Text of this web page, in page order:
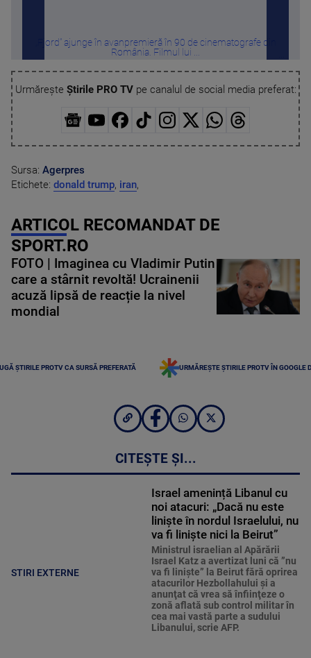
„Fjord” ajunge în avanpremieră în 90 de cinematografe din
România. Filmul lui ...
Urmărește Știrile PRO TVpe canalul de social media preferat:
Sursa: Agerpres
Etichete: donald trump, iran,
ARTICOL RECOMANDAT DE
SPORT.RO
FOTO | Imaginea cu Vladimir Putin
care a stârnit revoltă! Ucrainenii
acuză lipsă de reacție la nivel
mondial
ȘTIRILE PROTV CA SURSĂ PREFERATĂ URMĂREȘTE ȘTIRILE PROTV ÎN GOOGLE
CITEȘTE ȘI...
STIRI EXTERNE
Israel amenință Libanul cu
noi atacuri: „Dacă nu este
liniște în nordul Israelului, nu
va fi liniște nici la Beirut”
Ministrul israelian al Apărării
Israel Katz a avertizat luni că ”nu
va fi linişte” la Beirut fără oprirea
atacurilor Hezbollahului şi a
anunţat că vrea să înfiinţeze o
zonă aflată sub control militar în
cea mai vastă parte a sudului
Libanului, scrie AFP.